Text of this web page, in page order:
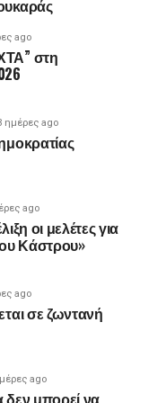
ago
στη
ημέρες ago
ago
οι μελέτες για
Κάστρου»
ago
σε ζωντανή
ago
μπορεί να